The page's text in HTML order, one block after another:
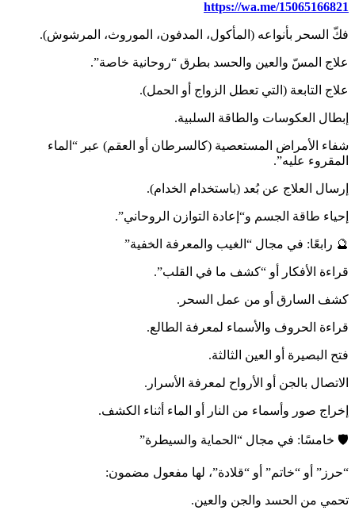
https://wa.me/15065166821
فكّ السحر بأنواعه (المأكول، المدفون، الموروث، المرشوش).
علاج المسّ والعين والحسد بطرق “روحانية خاصة”.
علاج التابعة (التي تعطل الزواج أو الحمل).
إبطال العكوسات والطاقة السلبية.
شفاء الأمراض المستعصية (كالسرطان أو العقم) عبر “الماء
المقروء عليه”.
إرسال العلاج عن بُعد (باستخدام الخدام).
إحياء طاقة الجسم و“إعادة التوازن الروحاني”.
🔮 رابعًا: في مجال “الغيب والمعرفة الخفية”
قراءة الأفكار أو “كشف ما في القلب”.
كشف السارق أو من عمل السحر.
قراءة الحروف والأسماء لمعرفة الطالع.
فتح البصيرة أو العين الثالثة.
الاتصال بالجن أو الأرواح لمعرفة الأسرار.
إخراج صور وأسماء من النار أو الماء أثناء الكشف.
🛡️ خامسًا: في مجال “الحماية والسيطرة”
“حرز” أو “خاتم” أو “قلادة”، لها مفعول مضمون:
تحمي من الحسد والجن والعين.